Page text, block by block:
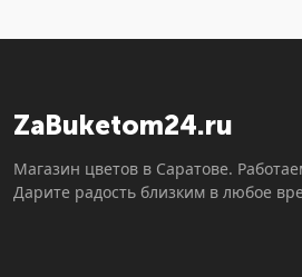
ZaBuketom24.ru
Магазин цветов в Саратове.
Дарите радость близким в любое